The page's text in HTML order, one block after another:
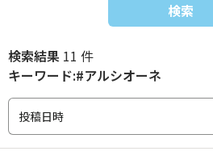
検索
検索結果 11 件
キーワード:#アルシオーネ
投稿日時